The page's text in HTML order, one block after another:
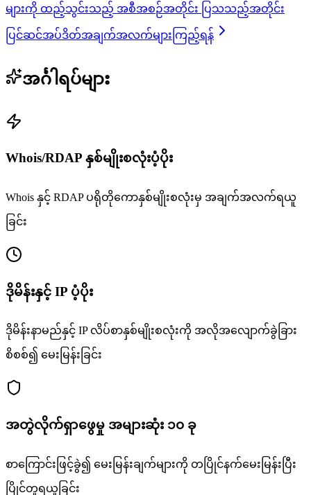
များကို ထည့်သွင်းသည့် အစီအစဉ်အတိုင်း ပြသသည့်အတိုင်း
ပြင်ဆင်အပ်ဒိတ်အချက်အလက်များကြည့်ရန်
အင်္ဂါရပ်များ
Whois/RDAP နှစ်မျိုးစလုံးပံ့ပိုး
Whois နှင့် RDAP ပရိုတိုကောနှစ်မျိုးစလုံးမှ အချက်အလက်ရယူ
ခြင်း
ဒိုမိန်းနှင့် IP ပံ့ပိုး
ဒိုမိန်းနာမည်နှင့် IP လိပ်စာနှစ်မျိုးစလုံးကို အလိုအလျောက်ခွဲခြား
စိစစ်၍ မေးမြန်းခြင်း
အတွဲလိုက်ရှာဖွေမှု အများဆုံး ၁၀ ခု
စာကြောင်းဖြင့်ခွဲ၍ မေးမြန်းချက်များကို တပြိုင်နက်မေးမြန်းပြီး
ပြိုင်တူရယူခြင်း